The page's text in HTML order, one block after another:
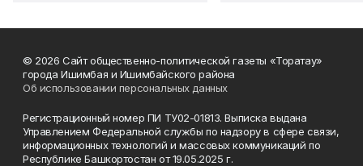
© 2026 Сайт общественно-политической газеты «Торатау»
города Ишимбая и Ишимбайского района
Об использовании персональных данных
Регистрационный номер ПИ ТУ02-01813. Выписка выдана
Управлением Федеральной службы по надзору в сфере связи,
информационных технологий и массовых коммуникаций по
Республике Башкортостан от 19.05.2025 г.